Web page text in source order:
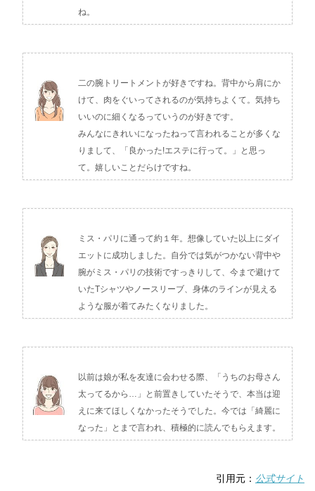
ね。
二の腕トリートメントが好きですね。背中から肩にか
けて、肉をぐいってされるのが気持ちよくて。気持ち
いいのに細くなるっていうのが好きです。
みんなにきれいになったねって言われることが多くな
りまして、「良かった!エステに行って。」と思っ
て。嬉しいことだらけですね。
ミス・パリに通って約１年。想像していた以上にダイ
エットに成功しました。自分では気がつかない背中や
腕がミス・パリの技術ですっきりして、今まで避けて
いたTシャツやノースリーブ、身体のラインが見える
ような服が着てみたくなりました。
以前は娘が私を友達に会わせる際、「うちのお母さん
太ってるから…」と前置きしていたそうで、本当は迎
えに来てほしくなかったそうでした。今では「綺麗に
なった」とまで言われ、積極的に読んでもらえます。
引用元： 公式サイト